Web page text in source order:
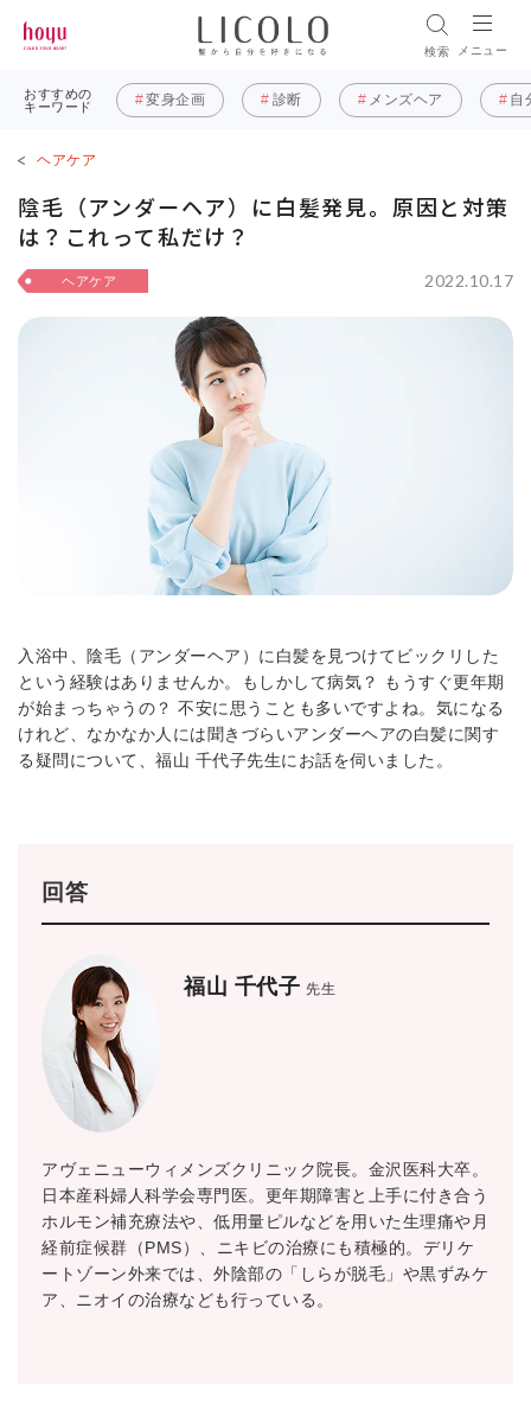
検索 メニュー
おすすめの
キーワード
変身企画 診断 メンズヘア 自
ヘアケア
陰毛（アンダーヘア）に白髪発見。原因と対策
は？これって私だけ？
2022.10.17
ヘアケア
入浴中、陰毛（アンダーヘア）に白髪を見つけてビックリした
という経験はありませんか。もしかして病気？ もうすぐ更年期
が始まっちゃうの？ 不安に思うことも多いですよね。気になる
けれど、なかなか人には聞きづらいアンダーヘアの白髪に関す
る疑問について、福山 千代子先生にお話を伺いました。
回答
福山 千代子 先生
アヴェニューウィメンズクリニック院長。金沢医科大卒。
日本産科婦人科学会専門医。更年期障害と上手に付き合う
ホルモン補充療法や、低用量ピルなどを用いた生理痛や月
経前症候群（PMS）、ニキビの治療にも積極的。デリケ
ートゾーン外来では、外陰部の「しらが脱毛」や黒ずみケ
ア、ニオイの治療なども行っている。